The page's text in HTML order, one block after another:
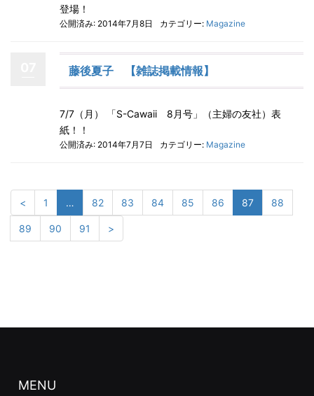
登場！
公開済み: 2014年7月8日 カテゴリー: Magazine
藤後夏子 【雑誌掲載情報】
7/7（月） 「S-Cawaii 8月号」（主婦の友社）表
紙！！
公開済み: 2014年7月7日 カテゴリー: Magazine
< 1 … 82 83 84 85 86 87 88
89 90 91 >
MENU